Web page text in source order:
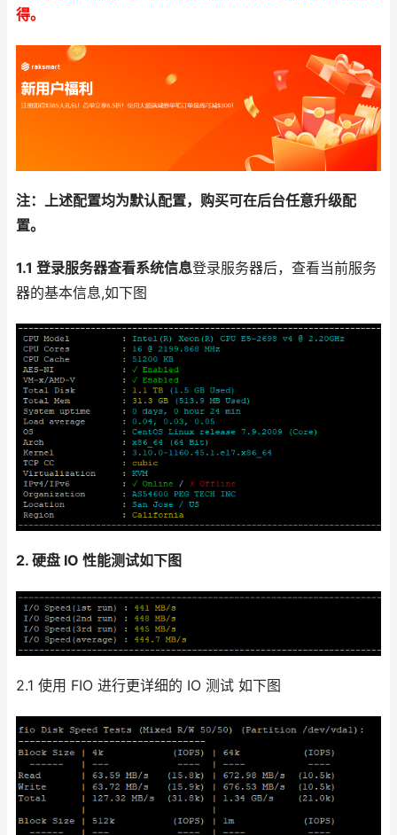
得。
注：上述配置均为默认配置，购买可在后台任意升级配
置。
1.1 登录服务器查看系统信息登录服务器后，查看当前服务
器的基本信息,如下图
2. 硬盘 IO 性能测试如下图
2.1 使用 FIO 进行更详细的 IO 测试 如下图